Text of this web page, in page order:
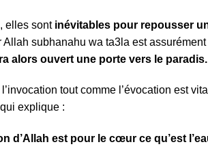
elles sont inévitables pour repousser
Allah subhanahu wa ta3la est
alors ouvert une porte vers le paradis.
tout comme l’évocation est
qui explique :
d’Allah est pour le cœur ce qu’est